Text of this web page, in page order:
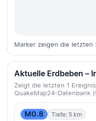
Marker zeigen die letzten
Aktuelle Erdbeben –
Zeigt die letzten 1
QuakeMap24-Datenbank
M0.8 Tiefe: 5 km